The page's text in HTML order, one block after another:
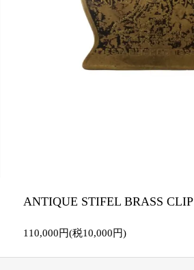
ANTIQUE STIFEL BRASS CLIP
110,000円(税10,000円)